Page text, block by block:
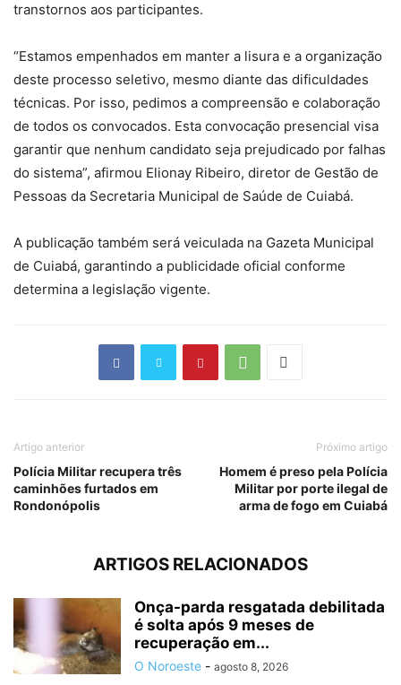
transtornos aos participantes.
“Estamos empenhados em manter a lisura e a organização
deste processo seletivo, mesmo diante das dificuldades
técnicas. Por isso, pedimos a compreensão e colaboração
de todos os convocados. Esta convocação presencial visa
garantir que nenhum candidato seja prejudicado por falhas
do sistema”, afirmou Elionay Ribeiro, diretor de Gestão de
Pessoas da Secretaria Municipal de Saúde de Cuiabá.
A publicação também será veiculada na Gazeta Municipal
de Cuiabá, garantindo a publicidade oficial conforme
determina a legislação vigente.
Artigo anterior
Polícia Militar recupera três
caminhões furtados em
Rondonópolis
Próximo artigo
Homem é preso pela Polícia
Militar por porte ilegal de
arma de fogo em Cuiabá
ARTIGOS RELACIONADOS
Onça-parda resgatada debilitada
é solta após 9 meses de
recuperação em...
O Noroeste - agosto 8, 2026